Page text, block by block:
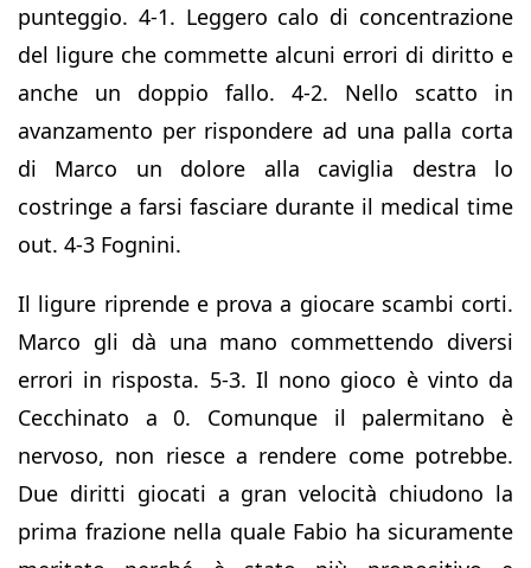
punteggio. 4-1. Leggero calo di concentrazione
del ligure che commette alcuni errori di diritto e
anche un doppio fallo. 4-2. Nello scatto in
avanzamento per rispondere ad una palla corta
di Marco un dolore alla caviglia destra lo
costringe a farsi fasciare durante il medical time
out. 4-3 Fognini.
Il ligure riprende e prova a giocare scambi corti.
Marco gli dà una mano commettendo diversi
errori in risposta. 5-3. Il nono gioco è vinto da
Cecchinato a 0. Comunque il palermitano è
nervoso, non riesce a rendere come potrebbe.
Due diritti giocati a gran velocità chiudono la
prima frazione nella quale Fabio ha sicuramente